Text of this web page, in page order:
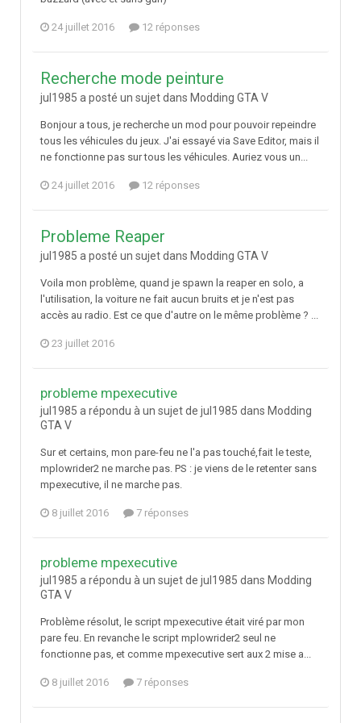
24 juillet 2016 12 réponses
Recherche mode peinture
jul1985 a posté un sujet dans Modding GTA V
Bonjour a tous, je recherche un mod pour pouvoir repeindre
tous les véhicules du jeux. J'ai essayé via Save Editor, mais il
ne fonctionne pas sur tous les véhicules. Auriez vous un...
24 juillet 2016 12 réponses
Probleme Reaper
jul1985 a posté un sujet dans Modding GTA V
Voila mon problème, quand je spawn la reaper en solo, a
l'utilisation, la voiture ne fait aucun bruits et je n'est pas
accès au radio. Est ce que d'autre on le même problème ? ...
23 juillet 2016
probleme mpexecutive
jul1985 a répondu à un sujet de jul1985 dans Modding
GTA V
Sur et certains, mon pare-feu ne l'a pas touché,fait le teste,
mplowrider2 ne marche pas. PS : je viens de le retenter sans
mpexecutive, il ne marche pas.
8 juillet 2016 7 réponses
probleme mpexecutive
jul1985 a répondu à un sujet de jul1985 dans Modding
GTA V
Problème résolut, le script mpexecutive était viré par mon
pare feu. En revanche le script mplowrider2 seul ne
fonctionne pas, et comme mpexecutive sert aux 2 mise a...
8 juillet 2016 7 réponses